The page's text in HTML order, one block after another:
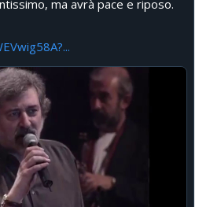
ma avrà pace e riposo.